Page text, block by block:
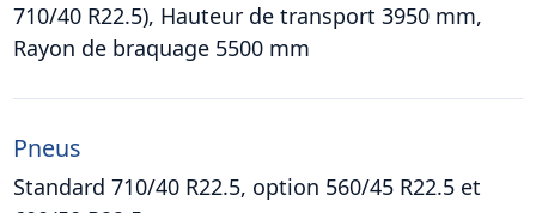
710/40 R22.5), Hauteur de transport 3950 mm,
Rayon de braquage 5500 mm
Pneus
Standard 710/40 R22.5, option 560/45 R22.5 et